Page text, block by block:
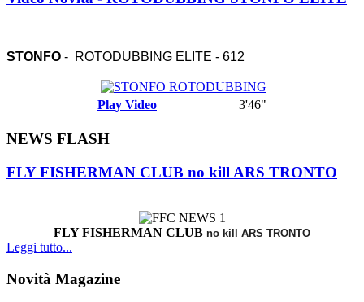
STONFO - ROTODUBBING ELITE - 612
Play Video 3'46"
NEWS FLASH
FLY FISHERMAN CLUB no kill ARS TRONTO
FLY FISHERMAN CLUB no kill ARS TRONTO
Leggi tutto...
Novità Magazine